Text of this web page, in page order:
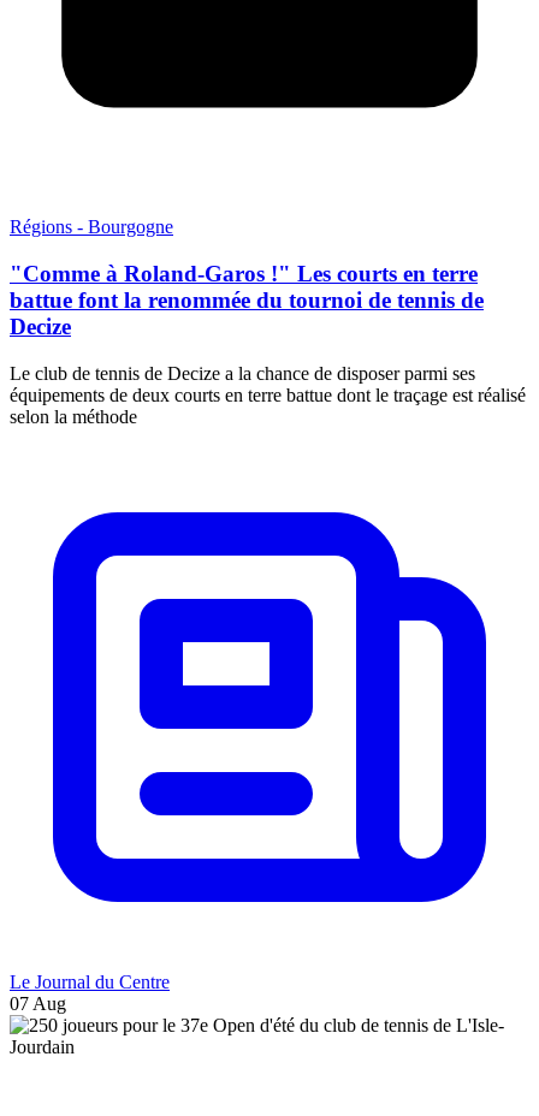
Régions - Bourgogne
"Comme à Roland-Garos !" Les courts en terre
battue font la renommée du tournoi de tennis de
Decize
Le club de tennis de Decize a la chance de disposer parmi ses
équipements de deux courts en terre battue dont le traçage est réalisé
selon la méthode
Le Journal du Centre
07 Aug